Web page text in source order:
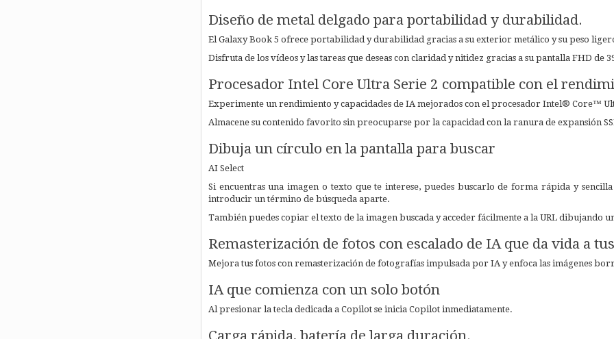
Diseño de metal delgado para portabilidad y durabilidad.
El Galaxy Book 5 ofrece portabilidad y durabilidad gracias a su exterior metálico y su peso
Disfruta de los vídeos y las tareas que deseas con claridad y nitidez gracias a su pantalla FHD de
Procesador Intel Core Ultra Serie 2 compatible con el
Experimente un rendimiento y capacidades de IA mejorados con el procesador Intel® Core™
Almacene su contenido favorito sin preocuparse por la capacidad con la ranura de expansión
Dibuja un círculo en la pantalla para buscar
AI Select
Si encuentras una imagen o texto que te interese, puedes buscarlo de forma rápida y
introducir un término de búsqueda aparte.
También puedes copiar el texto de la imagen buscada yacceder fácilmente a la URL dibujando
Remasterización de fotos con escalado de IA que da vida a
Mejora tus fotos con remasterización de fotografías impulsada por IAy enfoca las imágenes
IA que comienza con un solo botón
Al presionar la tecla dedicada a Copilot se inicia Copilot inmediatamente.